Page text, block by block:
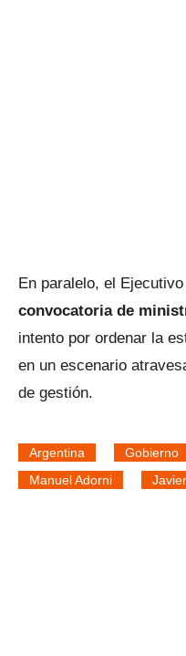
En paralelo, el
convocatoria de
intento por ordenar la
en un escenario
de gestión.
Argentina Gobierno
Manuel Adorni